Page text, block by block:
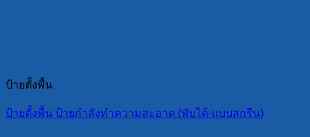
ป้ายตั้งพื้น
ป้ายตั้งพื้น ป้ายกำลังทำความสะอาด (พับได้-แบบสกรีน)